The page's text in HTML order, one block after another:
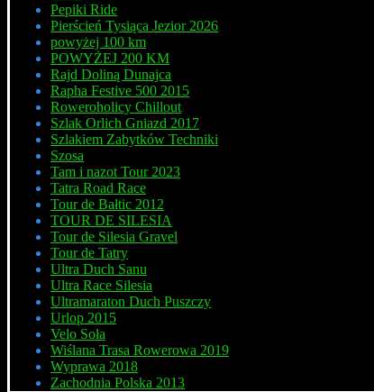
Pepiki Ride
Pierścień Tysiąca Jezior 2026
powyżej 100 km
POWYŻEJ 200 KM
Rajd Doliną Dunajca
Rapha Festive 500 2015
Roweroholicy Chillout
Szlak Orlich Gniazd 2017
Szlakiem Zabytków Techniki
Szosa
Tam i nazot Tour 2023
Tatra Road Race
Tour de Bałtic 2012
TOUR DE SILESIA
Tour de Silesia Gravel
Tour de Tatry
Ultra Duch Sanu
Ultra Race Silesia
Ultramaraton Duch Puszczy
Urlop 2015
Velo Soła
Wiślana Trasa Rowerowa 2019
Wyprawa 2018
Zachodnia Polska 2013